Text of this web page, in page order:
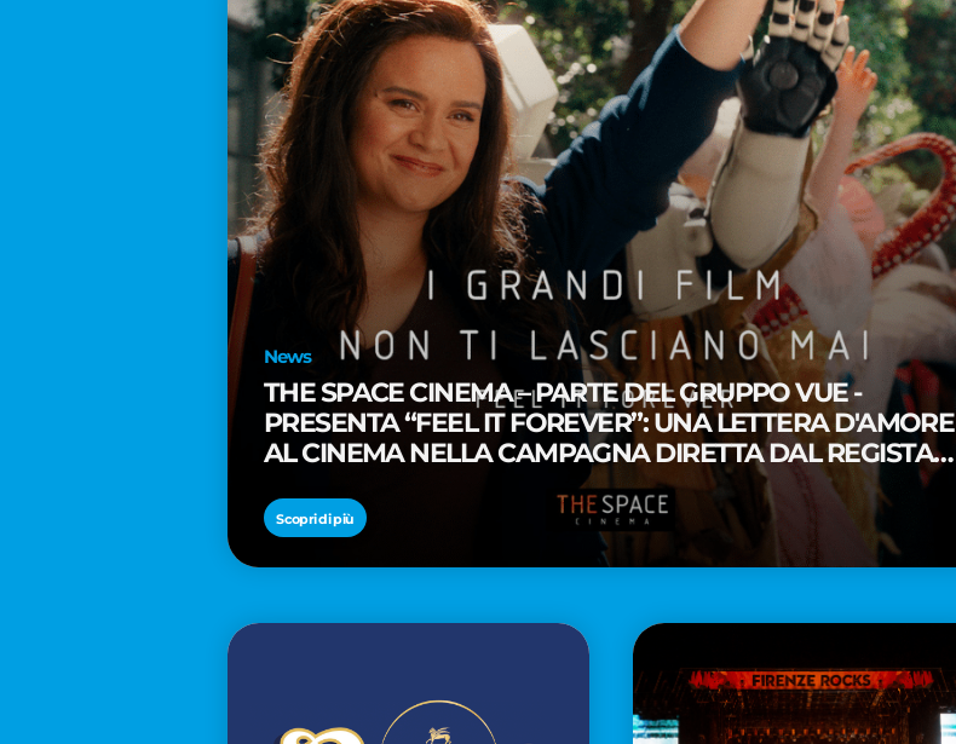
News
THE SPACE CINEMA – PARTE DEL GRUPPO VUE -
PRESENTA “FEEL IT FOREVER”: UNA LETTERA D'AMORE
AL CINEMA NELLA CAMPAGNA DIRETTA DAL REGISTA
PREMIO OSCAR® TAIKA WAITITI
Scopri di più